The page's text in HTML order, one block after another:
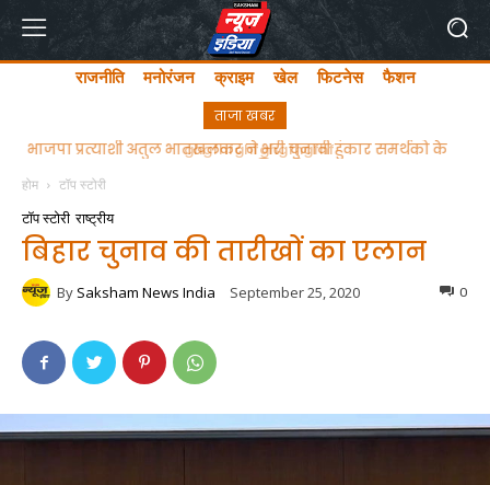
राजनीति मनोरंजन क्राइम खेल फिटनेस फैशन
ताजा खबर
ghgfhfghfghgfhgfhf
होम टॉप स्टोरी
टॉप स्टोरी राष्ट्रीय
बिहार चुनाव की तारीखों का एलान
By Saksham News India September 25, 2020 0